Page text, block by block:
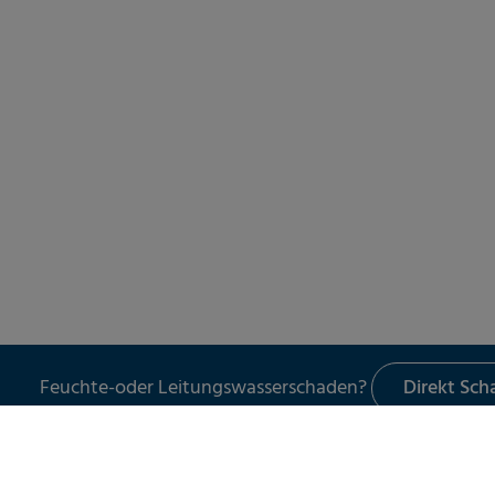
Feuchte-oder Leitungswasserschaden? Direkt